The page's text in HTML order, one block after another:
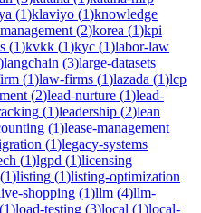
(1)klaviyo (1)knowledge
(2)korea (1)kpi
(1)kvkk (1)kyc (1)labor-law
)langchain (3)large-datasets
(1)law-firms (1)lazada (1)lcp
(2)lead-nurture (1)lead-
(1)leadership (2)lean
(1)lease-management
(1)legacy-systems
(1)lgpd (1)licensing
(1)listing (1)listing-optimization
shopping (1)llm (4)llm-
(1)load-testing (3)local (1)local-